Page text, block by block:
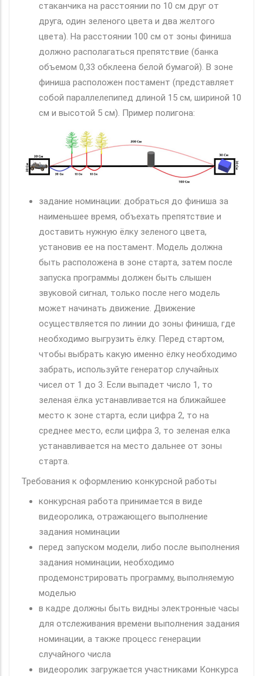
стаканчика на расстоянии по 10 см друг от
друга, один зеленого цвета и два желтого
цвета). На расстоянии 100 см от зоны финиша
должно располагаться препятствие (банка
объемом 0,33 обклеена белой бумагой). В зоне
финиша расположен постамент (представляет
собой параллелепипед длиной 15 см, шириной 10
см и высотой 5 см). Пример полигона:
задание номинации: добраться до финиша за
наименьшее время, объехать препятствие и
доставить нужную ёлку зеленого цвета,
установив ее на постамент. Модель должна
быть расположена в зоне старта, затем после
запуска программы должен быть слышен
звуковой сигнал, только после него модель
может начинать движение. Движение
осуществляется по линии до зоны финиша, где
необходимо выгрузить ёлку. Перед стартом,
чтобы выбрать какую именно ёлку необходимо
забрать, используйте генератор случайных
чисел от 1 до 3. Если выпадет число 1, то
зеленая ёлка устанавливается на ближайшее
место к зоне старта, если цифра 2, то на
среднее место, если цифра 3, то зеленая елка
устанавливается на место дальнее от зоны
старта.
Требования к оформлению конкурсной работы
конкурсная работа принимается в виде
видеоролика, отражающего выполнение
задания номинации
перед запуском модели, либо после выполнения
задания номинации, необходимо
продемонстрировать программу, выполняемую
моделью
в кадре должны быть видны электронные часы
для отслеживания времени выполнения задания
номинации, а также процесс генерации
случайного числа
видеоролик загружается участниками Конкурса